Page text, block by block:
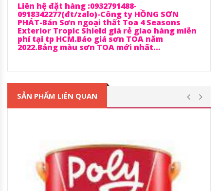
Liên hệ đặt hàng :0932791488-
0918342277(đt/zalo)-Công ty HỒNG SƠN
PHÁT-Bán Sơn ngoại thất Toa 4 Seasons
Exterior Tropic Shield giá rẻ giao hàng miễn
phí tại tp HCM.Báo giá sơn TOA năm
2022.Bảng màu sơn TOA mới nhất…
SẢN PHẨM LIÊN QUAN